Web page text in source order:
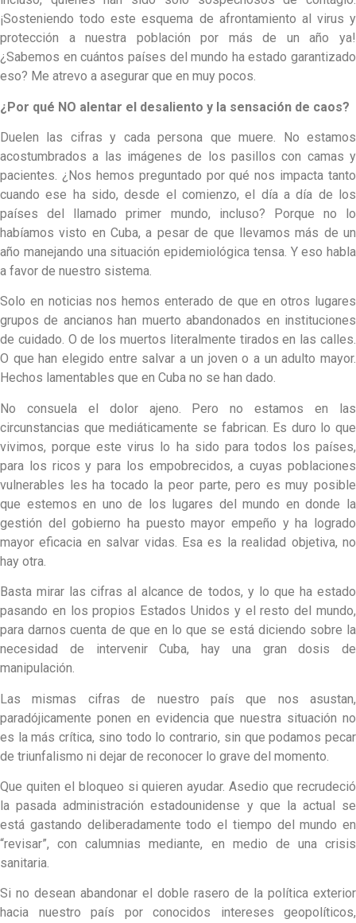
¡Sosteniendo todo este esquema de afrontamiento al virus y
protección a nuestra población por más de un año ya!
¿Sabemos en cuántos países del mundo ha estado garantizado
eso? Me atrevo a asegurar que en muy pocos.
¿Por qué NO alentar el desaliento y la sensación de caos?
Duelen las cifras y cada persona que muere. No estamos
acostumbrados a las imágenes de los pasillos con camas y
pacientes. ¿Nos hemos preguntado por qué nos impacta tanto
cuando ese ha sido, desde el comienzo, el día a día de los
países del llamado primer mundo, incluso? Porque no lo
habíamos visto en Cuba, a pesar de que llevamos más de un
año manejando una situación epidemiológica tensa. Y eso habla
a favor de nuestro sistema.
Solo en noticias nos hemos enterado de que en otros lugares
grupos de ancianos han muerto abandonados en instituciones
de cuidado. O de los muertos literalmente tirados en las calles.
O que han elegido entre salvar a un joven o a un adulto mayor.
Hechos lamentables que en Cuba no se han dado.
No consuela el dolor ajeno. Pero no estamos en las
circunstancias que mediáticamente se fabrican. Es duro lo que
vivimos, porque este virus lo ha sido para todos los países,
para los ricos y para los empobrecidos, a cuyas poblaciones
vulnerables les ha tocado la peor parte, pero es muy posible
que estemos en uno de los lugares del mundo en donde la
gestión del gobierno ha puesto mayor empeño y ha logrado
mayor eficacia en salvar vidas. Esa es la realidad objetiva, no
hay otra.
Basta mirar las cifras al alcance de todos, y lo que ha estado
pasando en los propios Estados Unidos y el resto del mundo,
para darnos cuenta de que en lo que se está diciendo sobre la
necesidad de intervenir Cuba, hay una gran dosis de
manipulación.
Las mismas cifras de nuestro país que nos asustan,
paradójicamente ponen en evidencia que nuestra situación no
es la más crítica, sino todo lo contrario, sin que podamos pecar
de triunfalismo ni dejar de reconocer lo grave del momento.
Que quiten el bloqueo si quieren ayudar. Asedio que recrudeció
la pasada administración estadounidense y que la actual se
está gastando deliberadamente todo el tiempo del mundo en
“revisar”, con calumnias mediante, en medio de una crisis
sanitaria.
Si no desean abandonar el doble rasero de la política exterior
hacia nuestro país por conocidos intereses geopolíticos,